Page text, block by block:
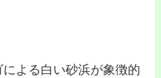
よる白い砂浜が象徴的